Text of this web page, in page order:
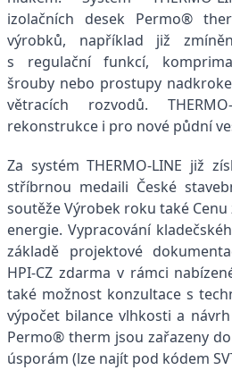
izolačních desek Permo®
výrobků, například již
s regulační funkcí,
šrouby nebo prostupy
větracích rozvodů.
rekonstrukce i pro nové půdní
Za systém THERMO-LINE již
stříbrnou medaili České
soutěže Výrobek roku také
energie. Vypracování
základě projektové
HPI-CZ zdarma v rámci
také možnost konzultace s
výpočet bilance vlhkosti a
Permo® therm jsou zařazeny
úsporám (lze najít pod kódem